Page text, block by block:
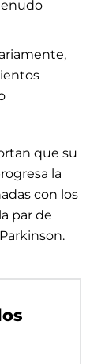
que su
la
con los
par de